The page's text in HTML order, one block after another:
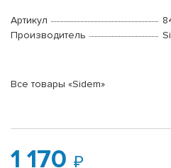
Артикул
Производитель
Все товары «Sidem»
1 170